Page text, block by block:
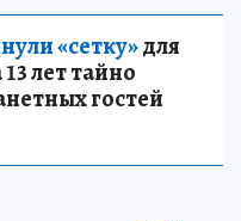
«сетку»для
лет тайно
гостей